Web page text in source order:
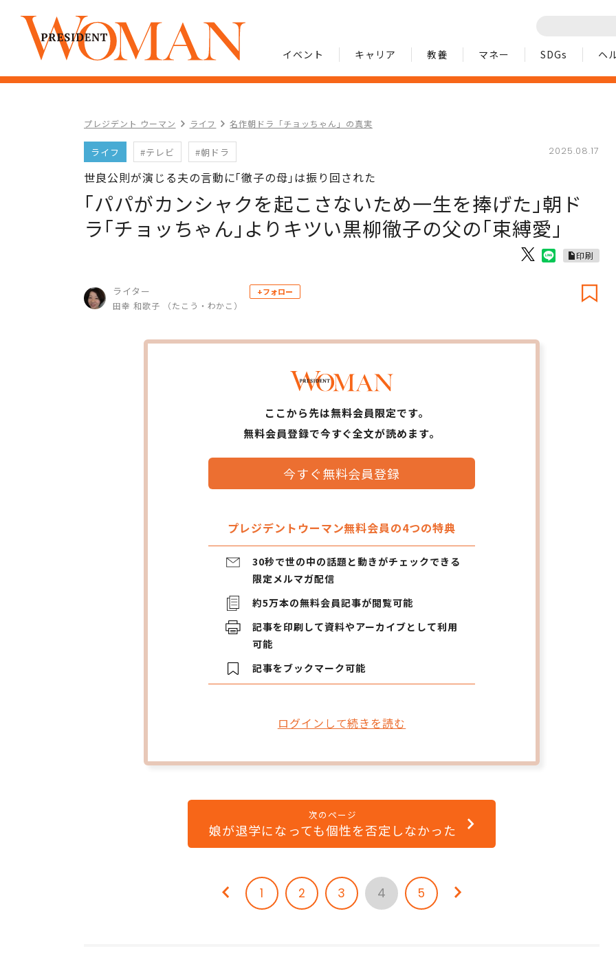
イベント キャリア 教養 マネー SDGs ヘ
プレジデント ウーマン ライフ 名作朝ドラ「チョッちゃん」の真実
ライフ #テレビ #朝ドラ 2025.08.17
世良公則が演じる夫の言動に｢徹子の母｣は振り回された
｢パパがカンシャクを起こさないため一生を捧げた｣朝ド
ラ｢チョッちゃん｣よりキツい黒柳徹子の父の｢束縛愛｣
印刷
ライター
田幸 和歌子 （たこう・わかこ）
+フォロー
ここから先は無料会員限定です。
無料会員登録で今すぐ全文が読めます。
今すぐ無料会員登録
プレジデントウーマン無料会員の4つの特典
30秒で世の中の話題と動きがチェックできる
限定メルマガ配信
約5万本の無料会員記事が閲覧可能
記事を印刷して資料やアーカイブとして利用
可能
記事をブックマーク可能
ログインして続きを読む
次のページ
娘が退学になっても個性を否定しなかった
1 2 3 4 5